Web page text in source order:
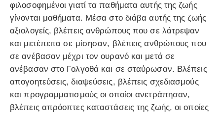
φιλοσοφημένοι γιατί τα παθήματα αυτής της ζωής
γίνονται μαθήματα. Μέσα στο διάβα αυτής της ζωής
αξιολογείς, βλέπεις ανθρώπους που σε λάτρεψαν
και μετέπειτα σε μίσησαν, βλέπεις ανθρώπους που
σε ανέβασαν μέχρι τον ουρανό και μετά σε
ανέβασαν στο Γολγοθά και σε σταύρωσαν. Βλέπεις
απογοητεύσεις, διαψεύσεις, βλέπεις σχεδιασμούς
και προγραμματισμούς οι οποίοι ανετράπησαν,
βλέπεις απρόοπτες καταστάσεις της ζωής, οι οποίες